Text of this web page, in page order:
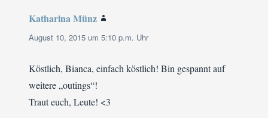
Katharina Münz
August 10, 2015 um 5:10 p.m. Uhr
Köstlich, Bianca, einfach köstlich! Bin gespannt auf
weitere „outings“!
Traut euch, Leute! <3